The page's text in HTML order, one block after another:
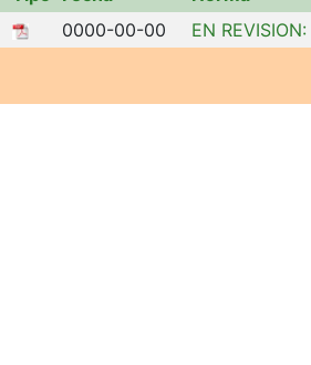
0000-00-00
EN